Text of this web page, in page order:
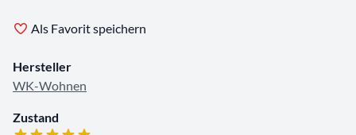
Als Favorit speichern
Hersteller
WK-Wohnen
Zustand